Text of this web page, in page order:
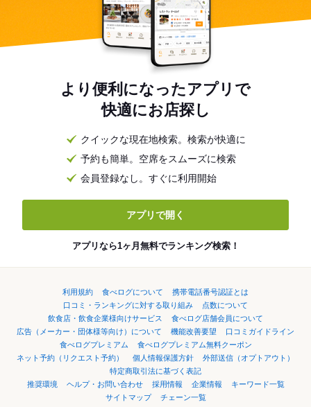
より便利になったアプリで
快適にお店探し
クイックな現在地検索。検索が快適に
予約も簡単。空席をスムーズに検索
会員登録なし。すぐに利用開始
アプリで開く
アプリなら1ヶ月無料でランキング検索！
利用規約 食べログについて
携帯電話番号認証とは
口コミ・ランキングに対する取り組み
点数について
飲食店・飲食企業様向けサービス
食べログ店舗会員について
広告（メーカー・団体様等向け）について
機能改善要望
口コミガイドライン
食べログプレミアム
食べログプレミアム無料クーポン
ネット予約（リクエスト予約）
個人情報保護方針
外部送信（オプトアウト）
特定商取引法に基づく表記
推奨環境
ヘルプ・お問い合わせ 採用情報 企業情報
キーワード一覧
サイトマップ
チェーン一覧